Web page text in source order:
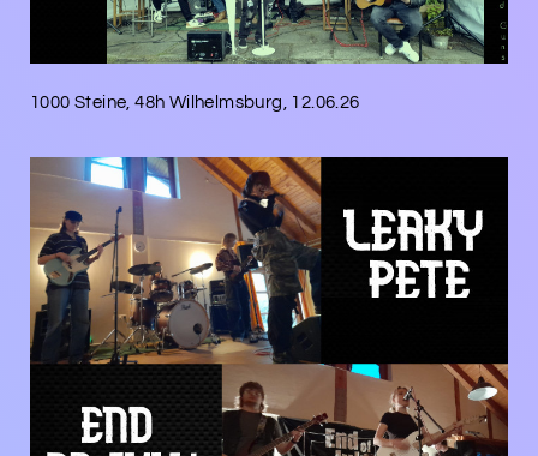
1000 Steine, 48h Wilhelmsburg, 12.06.26